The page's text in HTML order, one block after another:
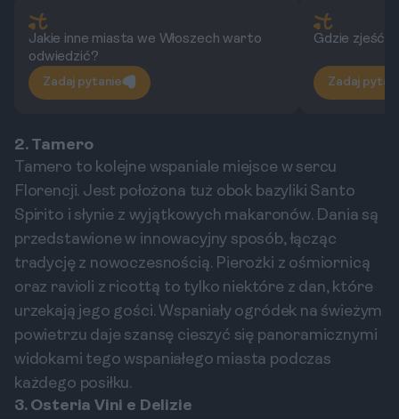
Jakie inne miasta we Włoszech warto
odwiedzić?
Zadaj pytanie
Gdzie zjeść
Zadaj
2. Tamero
Tamero to kolejne wspaniale miejsce w sercu
Florencji. Jest położona tuż obok bazyliki Santo
Spirito i słynie z wyjątkowych makaronów. Dania są
przedstawione w innowacyjny sposób, łącząc
tradycję z nowoczesnością. Pierożki z ośmiornicą
oraz ravioli z ricottą to tylko niektóre z dan, które
urzekają jego gości. Wspaniały ogródek na świeżym
powietrzu daje szansę cieszyć się panoramicznymi
widokami tego wspaniałego miasta podczas
każdego posiłku.
3. Osteria Vini e Delizie